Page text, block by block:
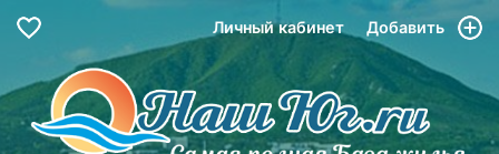
Личный кабинет Добавить